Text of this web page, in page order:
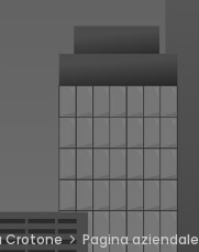
Crotone Pagina aziendale